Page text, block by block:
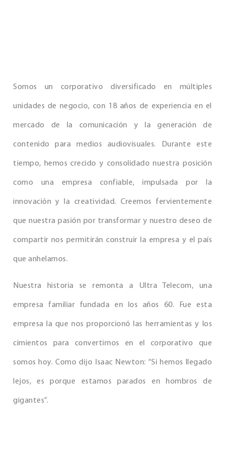
Somos un corporativo diversificado en múltiples
unidades de negocio, con 18 años de experiencia en el
mercado de la comunicación y la generación de
contenido para medios audiovisuales. Durante este
tiempo, hemos crecido y consolidado nuestra posición
como una empresa confiable, impulsada por la
innovación y la creatividad. Creemos fervientemente
que nuestra pasión por transformar y nuestro deseo de
compartir nos permitirán construir la empresa y el país
que anhelamos.
Nuestra historia se remonta a Ultra Telecom, una
empresa familiar fundada en los años 60. Fue esta
empresa la que nos proporcionó las herramientas y los
cimientos para convertirnos en el corporativo que
somos hoy. Como dijo Isaac Newton: “Si hemos llegado
lejos, es porque estamos parados en hombros de
gigantes”.